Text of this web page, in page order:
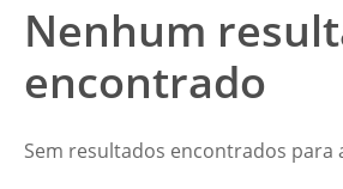
Nenhum
encontrado
Sem resultados encontrados para